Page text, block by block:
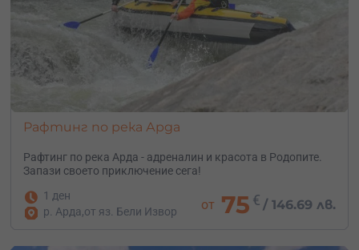
Рафтинг по река Арда
Рафтинг по река Арда - адреналин и красота в Родопите.
Запази своето приключение сега!
1 ден
р. Арда,от яз. Бели Извор
от 75 € /146.69 лв.